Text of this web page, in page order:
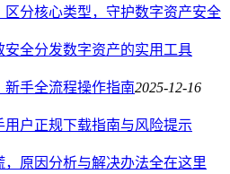
区分核心类型，守护数字资产安全
安全分发数字资产的实用工具
新手全流程操作指南2025-12-16
用户正规下载指南与风险提示
，原因分析与解决办法全在这里